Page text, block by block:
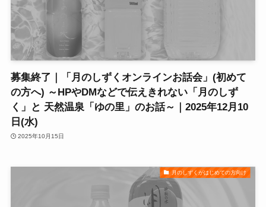
募集終了｜「月のしずくオンラインお話会」(初めて
の方へ) ～HPやDMなどで伝えきれない「月のしず
く」と 天然温泉「ゆの里」のお話～｜2025年12月10
日(水)
2025年10月15日
月のしずくがはじめての方向け